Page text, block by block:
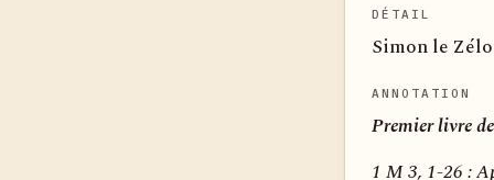
DÉTAIL
Simon le
ANNOTATION
Premier livre
1 M 3, 1-26 :